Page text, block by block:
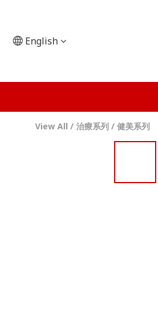
English
View All / 治療系列 / 健美系列